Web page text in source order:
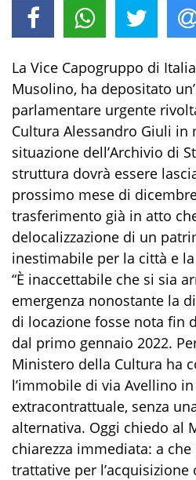
La Vice Capogruppo di
Musolino, ha depositato
parlamentare urgente
Cultura Alessandro Giuli in
situazione dell’Archivio di
struttura dovrà essere
prossimo mese di
trasferimento già in atto
delocalizzazione di un
inestimabile per la città e
“È inaccettabile che si sia
emergenza nonostante la
di locazione fosse nota fin
dal primo gennaio 2022.
Ministero della Cultura ha
l’immobile di via Avellino
extracontrattuale, senza
alternativa. Oggi chiedo al
chiarezza immediata: a
trattative per l’acquisizione